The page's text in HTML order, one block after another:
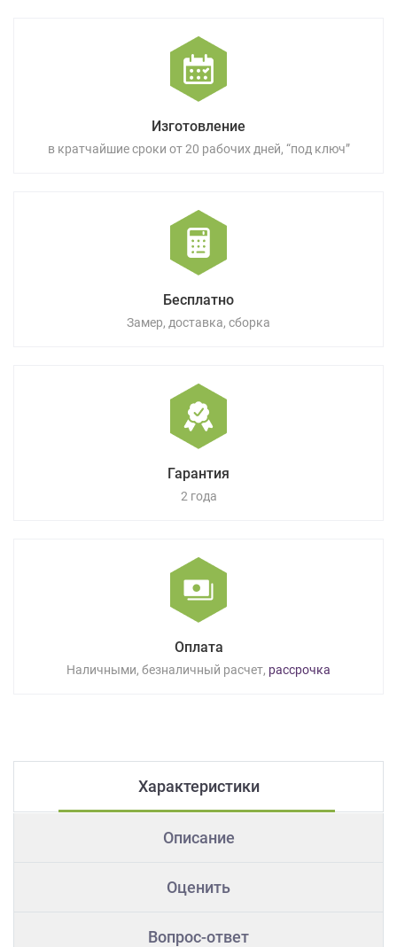
Изготовление
в кратчайшие сроки от 20 рабочих дней, “под ключ”
Бесплатно
Замер, доставка, сборка
Гарантия
2 года
Оплата
Наличными, безналичный расчет, рассрочка
Характеристики
Описание
Оценить
Вопрос-ответ